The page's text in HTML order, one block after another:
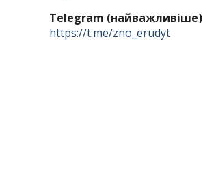
Telegram (найважливіше)
https://t.me/zno_erudyt